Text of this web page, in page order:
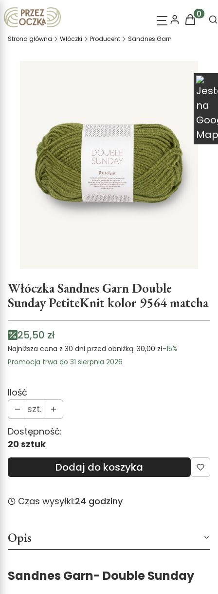
Strona główna Włóczki Producent Sandnes Garn
Włóczka Sandnes Garn Double
Sunday PetiteKnit kolor 9564 matcha
25,50 zł
Najniższa cena z 30 dni przed obniżką: 30,00 zł-15%
Promocja trwa do 31 sierpnia 2026
Ilość
szt.
Dostępność:
20 sztuk
Dodaj do koszyka
Czas wysyłki:24 godziny
Opis
Sandnes Garn- Double Sunday